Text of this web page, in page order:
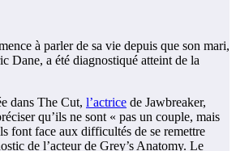
à parler de sa vie depuis que son mari,
Dane, a été diagnostiqué atteint de la
dans The Cut, l’actrice de Jawbreaker,
qu’ils ne sont « pas un couple, mais
font face aux difficultés de se remettre
de l’acteur de Grey’s Anatomy. Le